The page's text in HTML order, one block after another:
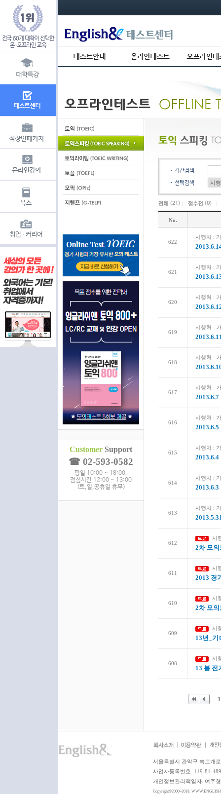
Customer Support
☎ 02-593-0582
평일 10:00 ~ 18:00,
점심시간 12:00 ~ 13:00
(토,일,공휴일 휴무)
기간검색
선택검색
(21 ) (0)
No.
622
시행처 :
621
시행처 :
620
시행처 :
619
시행처 :
618
시행처 :
617
시행처 :
616
시행처 :
615
시행처 :
614
시행처 :
613
시행처 :
612
시
2차 모
611
시
2013 경
610
시
2차 모
609
시
13년_기
608
시
13 봄 전
1
서울특별시 관악구 쑥고개
사업자등록번호: 119-81-
개인정보관리책임자: 여주
Copyright©2000~2018.